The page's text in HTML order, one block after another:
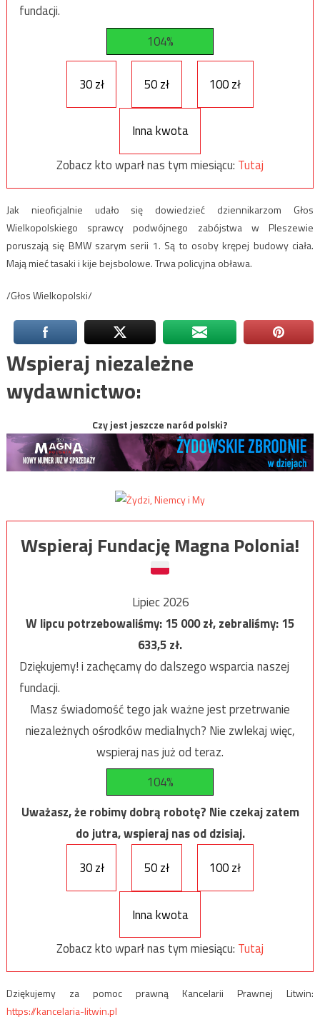
fundacji.
104%
30 zł 50 zł 100 zł
Inna kwota
Zobacz kto wparł nas tym miesiącu: Tutaj
Jak nieoficjalnie udało się dowiedzieć dziennikarzom Głos
Wielkopolskiego sprawcy podwójnego zabójstwa w Pleszewie
poruszają się BMW szarym serii 1. Są to osoby krępej budowy ciała.
Mają mieć tasaki i kije bejsbolowe. Trwa policyjna obława.
/Głos Wielkopolski/
Wspieraj niezależne
wydawnictwo:
Czy jest jeszcze naród polski?
Wspieraj Fundację Magna Polonia!
Lipiec 2026
W lipcu potrzebowaliśmy:15 000zł, zebraliśmy:15
633,5zł.
Dziękujemy! i zachęcamy do dalszego wsparcia naszej
fundacji.
Masz świadomość tego jak ważne jest przetrwanie
niezależnych ośrodków medialnych? Nie zwlekaj więc,
wspieraj nas już od teraz.
104%
Uważasz, że robimy dobrą robotę? Nie czekaj zatem
do jutra, wspieraj nas od dzisiaj.
30 zł
50 zł 100 zł
Inna kwota
Zobacz kto wparł nas tym miesiącu: Tutaj
Dziękujemy za pomoc prawną Kancelarii Prawnej Litwin:
https://kancelaria-litwin.pl